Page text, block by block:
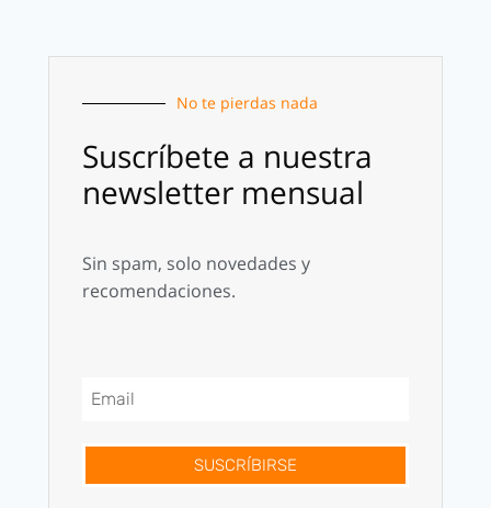
No te pierdas nada
Suscríbete a nuestra
newsletter mensual
Sin spam, solo novedades y
recomendaciones.
SUSCRÍBIRSE